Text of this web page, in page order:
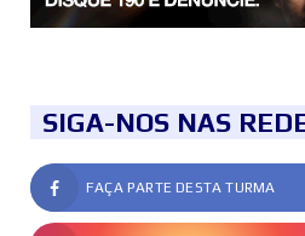
SIGA-NOS NAS
FAÇA PARTE DESTA TURMA